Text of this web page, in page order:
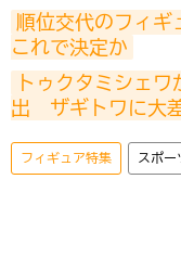
順位交代のフィギ
これで決定か
トゥクタミシェ
出　ザギトワに大
フィギュア特集 スポー